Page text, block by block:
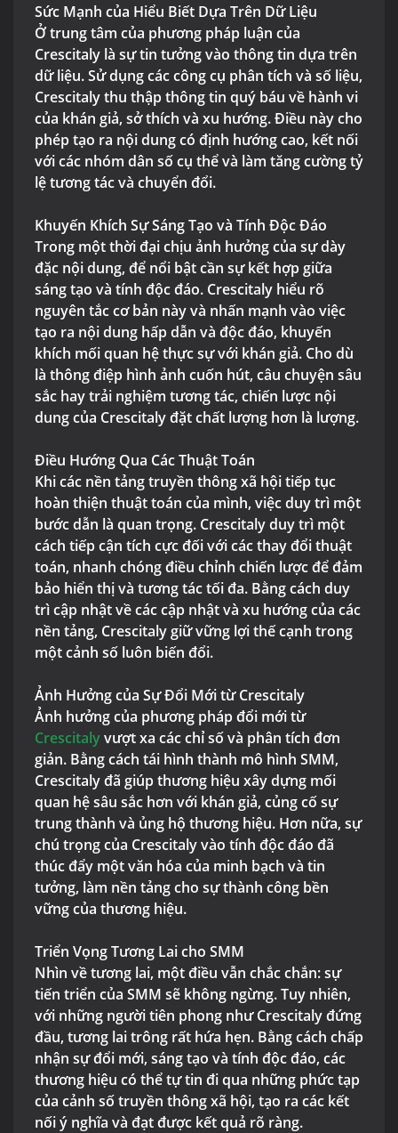
Sức Mạnh của Hiểu Biết Dựa Trên Dữ Liệu
Ở trung tâm của phương pháp luận của
Crescitaly là sự tin tưởng vào thông tin dựa trên
dữ liệu. Sử dụng các công cụ phân tích và số liệu,
Crescitaly thu thập thông tin quý báu về hành vi
của khán giả, sở thích và xu hướng. Điều này cho
phép tạo ra nội dung có định hướng cao, kết nối
với các nhóm dân số cụ thể và làm tăng cường tỷ
lệ tương tác và chuyển đổi.
Khuyến Khích Sự Sáng Tạo và Tính Độc Đáo
Trong một thời đại chịu ảnh hưởng của sự dày
đặc nội dung, để nổi bật cần sự kết hợp giữa
sáng tạo và tính độc đáo. Crescitaly hiểu rõ
nguyên tắc cơ bản này và nhấn mạnh vào việc
tạo ra nội dung hấp dẫn và độc đáo, khuyến
khích mối quan hệ thực sự với khán giả. Cho dù
là thông điệp hình ảnh cuốn hút, câu chuyện sâu
sắc hay trải nghiệm tương tác, chiến lược nội
dung của Crescitaly đặt chất lượng hơn là lượng.
Điều Hướng Qua Các Thuật Toán
Khi các nền tảng truyền thông xã hội tiếp tục
hoàn thiện thuật toán của mình, việc duy trì một
bước dẫn là quan trọng. Crescitaly duy trì một
cách tiếp cận tích cực đối với các thay đổi thuật
toán, nhanh chóng điều chỉnh chiến lược để đảm
bảo hiển thị và tương tác tối đa. Bằng cách duy
trì cập nhật về các cập nhật và xu hướng của các
nền tảng, Crescitaly giữ vững lợi thế cạnh trong
một cảnh số luôn biến đổi.
Ảnh Hưởng của Sự Đổi Mới từ Crescitaly
Ảnh hưởng của phương pháp đổi mới từ
Crescitalyvượt xa các chỉ số và phân tích đơn
giản. Bằng cách tái hình thành mô hình SMM,
Crescitaly đã giúp thương hiệu xây dựng mối
quan hệ sâu sắc hơn với khán giả, củng cố sự
trung thành và ủng hộ thương hiệu. Hơn nữa, sự
chú trọng của Crescitaly vào tính độc đáo đã
thúc đẩy một văn hóa của minh bạch và tin
tưởng, làm nền tảng cho sự thành công bền
vững của thương hiệu.
Triển Vọng Tương Lai cho SMM
Nhìn về tương lai, một điều vẫn chắc chắn: sự
tiến triển của SMM sẽ không ngừng. Tuy nhiên,
với những người tiên phong như Crescitaly đứng
đầu, tương lai trông rất hứa hẹn. Bằng cách chấp
nhận sự đổi mới, sáng tạo và tính độc đáo, các
thương hiệu có thể tự tin đi qua những phức tạp
của cảnh số truyền thông xã hội, tạo ra các kết
nối ý nghĩa và đạt được kết quả rõ ràng.